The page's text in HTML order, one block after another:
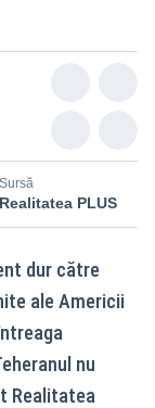
Sursă
Realitatea PLUS
dur către
ale Americii
nu
Realitatea